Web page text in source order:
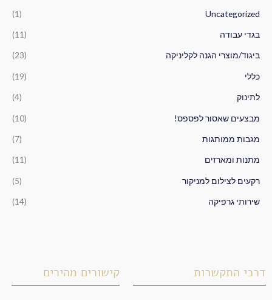
ע
ב
:
Uncategorized
(1)
בגדי עבודה (11)
ביגוד/מוצרי הגנה לקליניקה (23)
כללי (19)
לתינוק (4)
מבצעים שאסור לפספס! (10)
מגבות ממותגות (7)
מתנות ומארזים (11)
רקעים לצילום למניקור (5)
שירותי גרפיקה (14)
דרכי התקשרות קישורים מהירים